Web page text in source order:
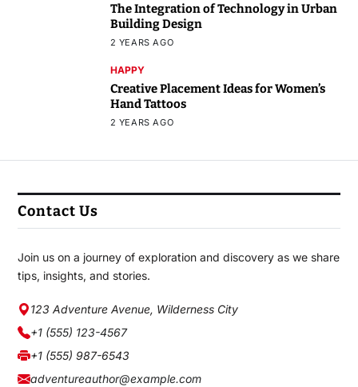
The Integration of Technology in Urban
Building Design
2 YEARS AGO
HAPPY
Creative Placement Ideas for Women’s
Hand Tattoos
2 YEARS AGO
Contact Us
Join us on a journey of exploration and discovery as we share
tips, insights, and stories.
123 Adventure Avenue, Wilderness City
+1 (555) 123-4567
+1 (555) 987-6543
adventureauthor@example.com